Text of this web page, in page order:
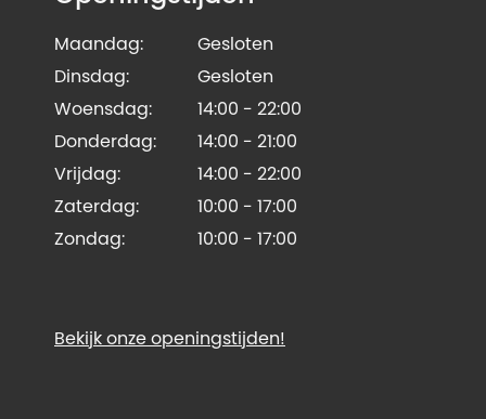
Maandag:
Gesloten
Dinsdag:
Gesloten
Woensdag:
14:00 - 22:00
Donderdag:
14:00 - 21:00
Vrijdag:
14:00 - 22:00
Zaterdag:
10:00 - 17:00
Zondag:
10:00 - 17:00
Bekijk onze openingstijden!